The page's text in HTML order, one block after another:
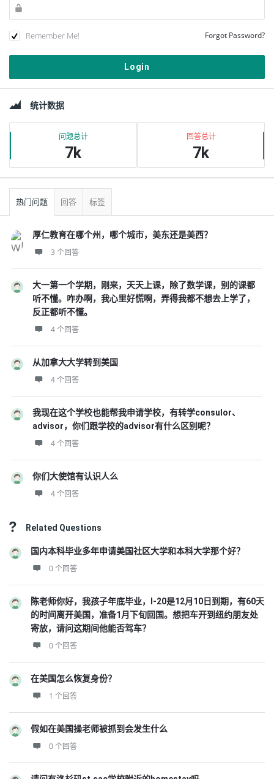
Remember Me! Forgot Password?
栏
统计数据
问题总计
7k
回答总计
7k
热门问题 回答 标签
厚仁教育在哪个州，哪个城市，美东还是美西？
3 个回答
大一第一个学期，刚来，天天上课，除了数学课，别的课都
听不懂。咋办啊，我心里好慌啊，弄得我都不想去上学了，
反正都听不懂。
4 个回答
从加拿大大学转到美国
4 个回答
我现在这个学校也能帮我申请学校，有转学consulor、
advisor，你们跟学校的advisor有什么区别呢？
4 个回答
你们大使馆有认识人么
4 个回答
Related Questions
国内本科毕业多年申请美国社区大学和本科大学那个好？
0 个回答
陈老师你好，我孩子年底毕业，I-20是12月10日到期，有60天
的时间离开美国，准备1月下旬回国。想把车开到纽约朋友处
寄放，请问这期间他能否驾车？
0 个回答
在美国怎么恢复身份？
1 个回答
假如在美国操老师被抓到会发生什么
0 个回答